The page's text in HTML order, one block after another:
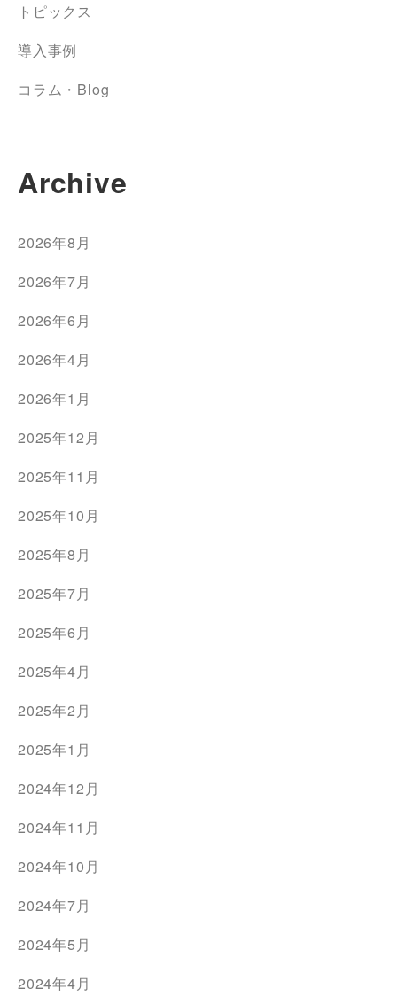
トピックス
導入事例
コラム・Blog
Archive
2026年8月
2026年7月
2026年6月
2026年4月
2026年1月
2025年12月
2025年11月
2025年10月
2025年8月
2025年7月
2025年6月
2025年4月
2025年2月
2025年1月
2024年12月
2024年11月
2024年10月
2024年7月
2024年5月
2024年4月